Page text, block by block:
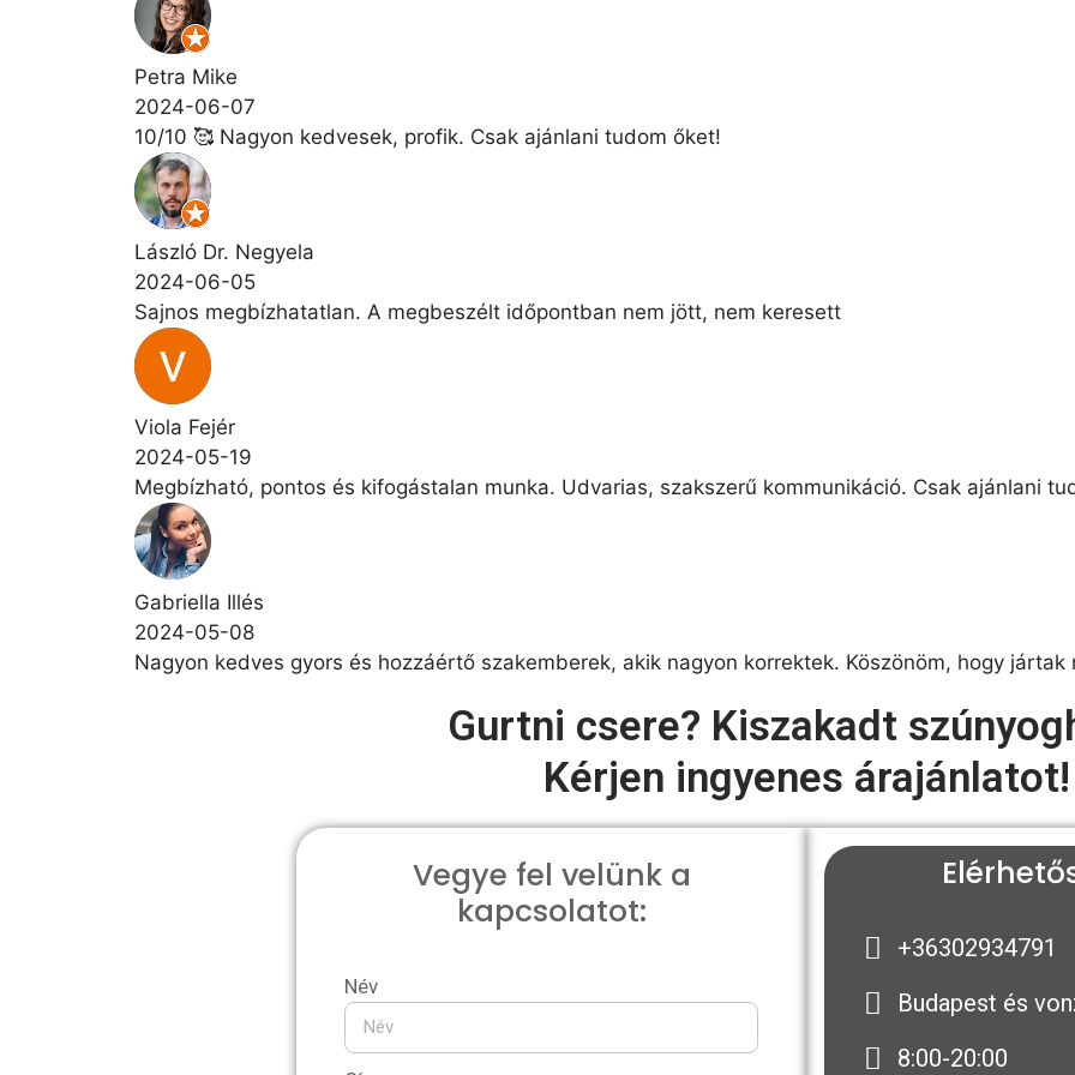
Petra Mike
2024-06-07
10/10 🥰 Nagyon kedvesek, profik. Csak ajánlani tudom őket!
László Dr. Negyela
2024-06-05
Sajnos megbízhatatlan. A megbeszélt időpontban nem jött, nem keresett
Viola Fejér
2024-05-19
Megbízható, pontos és kifogástalan munka. Udvarias, szakszerű kommunikáció. Csak ajánlani
Gabriella Illés
2024-05-08
Nagyon kedves gyors és hozzáértő szakemberek, akik nagyon korrektek. Köszönöm, hogy
Gurtni csere? Kiszakadt
Kérjen ingyenes árajánlatot!
Vegye fel velünk a
kapcsolatot:
Név
+36302934791
Budapest és
8:00-20:00